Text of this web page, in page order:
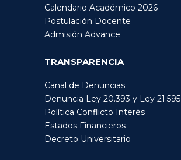
Calendario Académico 2026
Postulación Docente
Admisión Advance
TRANSPARENCIA
Canal de Denuncias
Denuncia Ley 20.393 y Ley 21.595
Política Conflicto Interés
Estados Financieros
Decreto Universitario